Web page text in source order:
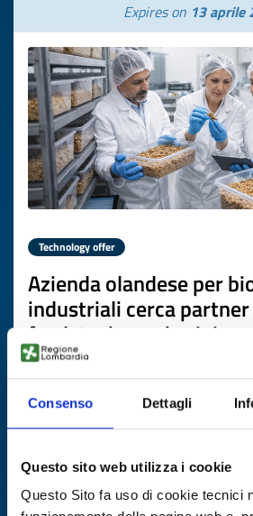
Consenso Dettagli
Questo sito web utilizza i cookie
Questo Sito fa uso di cookie tecnici
Expires on 13 aprile
Technology offer
Azienda olandese per
industriali cerca
feedstock zuccherini
ID: BRNL20250930008